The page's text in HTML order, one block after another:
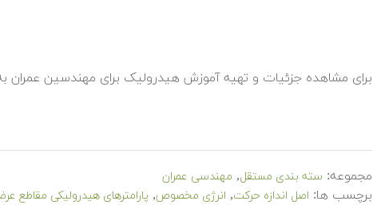
برای مشاهده جزئیات و تهیه آموزش هیدرولیک برای مهندسین عمران
مجموعه: سته بندی مستقل, مهندسی عمران
برچسب ها: اصل اندازه حرکت, انرژی مخصوص, پارامترهای هیدرولیکی مقاطع